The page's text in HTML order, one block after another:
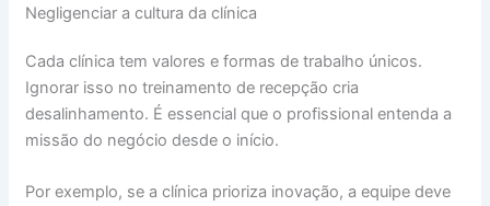
Negligenciar a cultura da clínica
Cada clínica tem valores e formas de trabalho únicos.
Ignorar isso no treinamento de recepção cria
desalinhamento. É essencial que o profissional entenda a
missão do negócio desde o início.
Por exemplo, se a clínica prioriza inovação, a equipe deve